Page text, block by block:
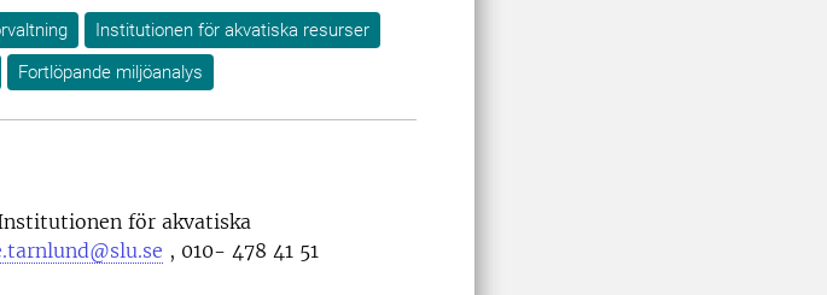
Institutionen för akvatiska resurser
Fortlöpande miljöanalys
för akvatiska
, 010- 478 41 51